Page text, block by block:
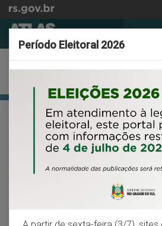
para
conteúdo
o
Período Eleitoral 2026
Economia
IMPRIMIR
Estrutura turística
Em 2021, o RS foi o sexto
recebeu turistas internacionais
De acordo com a Organização